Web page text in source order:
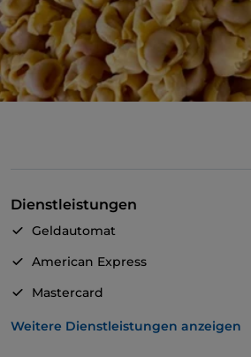
Dienstleistungen
Geldautomat
American Express
Mastercard
Visa
Weitere Dienstleistungen anzeigen